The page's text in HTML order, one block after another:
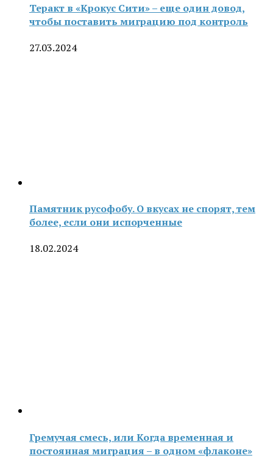
Теракт в «Крокус Сити» – еще один довод,
чтобы поставить миграцию под контроль
27.03.2024
Памятник русофобу. О вкусах не спорят, тем
более, если они испорченные
18.02.2024
Гремучая смесь, или Когда временная и
постоянная миграция – в одном «флаконе»